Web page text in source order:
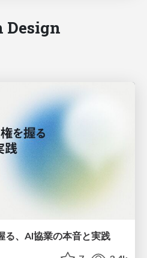
Design
る、AI協業の本音と実践